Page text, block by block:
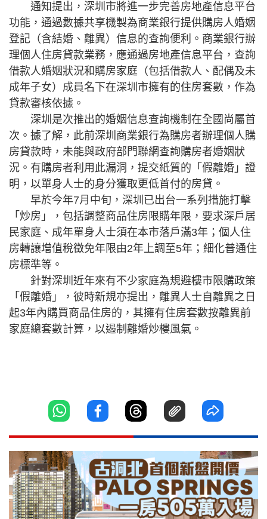
通知提出，深圳市將進一步完善房地產信息平台
功能，通過數據共享機製為商業銀行提供購房人婚姻
登記（含結婚、離異）信息的查詢便利。商業銀行辦
理個人住房貸款業務，應通過房地產信息平台，查詢
借款人婚姻狀況和購房家庭（包括借款人、配偶及未
成年子女）成員名下在深圳市擁有的住房套數，作為
貸款審核依據。
深圳是次推出的婚姻信息查詢機制在全國尚屬首
次。據了解，此前深圳商業銀行為購房者辦理個人購
房貸款時，未能與政府部門聯網查詢購房者婚姻狀
況。有購房者利用此漏洞，提交紙質的「假離婚」證
明，以單身人士的身分獲取更低首付的房貸。
早於今年7月中旬，深圳已出台一系列措施打擊
「炒房」，包括調整商品住房限購年限，要求深戶居
民家庭、成年單身人士須在本市落戶滿3年；個人住
房轉讓增值稅徵免年限由2年上調至5年；細化普通住
房標準等。
針對深圳近年來有不少家庭為規避樓市限購政策
「假離婚」，彼時新規亦提出，離異人士自離異之日
起3年內購買商品住房的，其擁有住房套數按離異前
家庭總套數計算，以遏制離婚炒樓風氣。